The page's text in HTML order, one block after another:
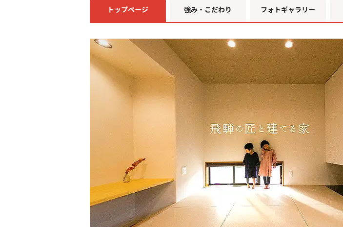
トップページ 強み・こだわり フォトギャラリー